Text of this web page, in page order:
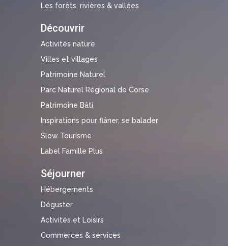
Les forêts, rivières & vallées
Découvrir
Activités nature
Villes et villages
Patrimoine Naturel
Parc Naturel Régional de Corse
Patrimoine Bâti
Inspirations pour flâner, se balader
Slow Tourisme
Label Famille Plus
Séjourner
Hébergements
Déguster
Activités et Loisirs
Commerces & services